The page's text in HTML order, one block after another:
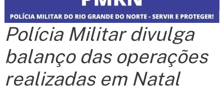
Polícia Militar divulga
balanço das operações
realizadas em Natal